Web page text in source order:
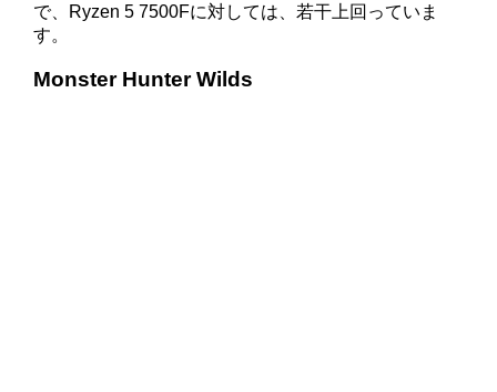
で、Ryzen 5 7500Fに対しては、若干上回っていま
す。
Monster Hunter Wilds